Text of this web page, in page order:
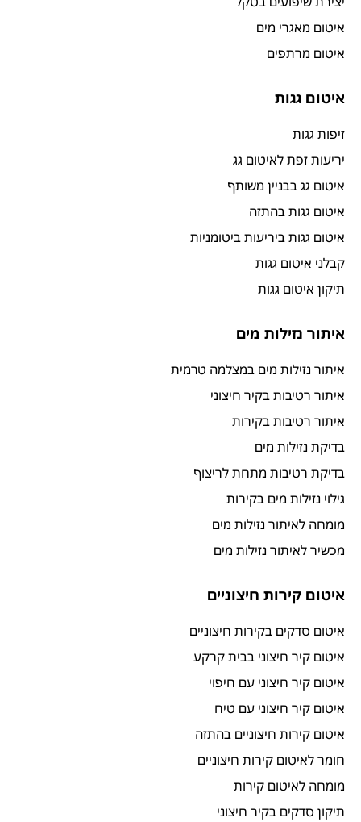
איטום מאגרי מים
איטום מרתפים
איטום גגות
זיפות גגות
יריעות זפת לאיטום גג
איטום גג בבניין משותף
איטום גגות בהתזה
איטום גגות ביריעות ביטומניות
קבלני איטום גגות
תיקון איטום גגות
איתור נזילות מים
איתור נזילות מים במצלמה טרמית
איתור רטיבות בקיר חיצוני
איתור רטיבות בקירות
בדיקת נזילות מים
בדיקת רטיבות מתחת לריצוף
גילוי נזילות מים בקירות
מומחה לאיתור נזילות מים
מכשיר לאיתור נזילות מים
איטום קירות חיצוניים
איטום סדקים בקירות חיצוניים
איטום קיר חיצוני בבית קרקע
איטום קיר חיצוני עם חיפוי
איטום קיר חיצוני עם טיח
איטום קירות חיצוניים בהתזה
חומר לאיטום קירות חיצוניים
מומחה לאיטום קירות
תיקון סדקים בקיר חיצוני